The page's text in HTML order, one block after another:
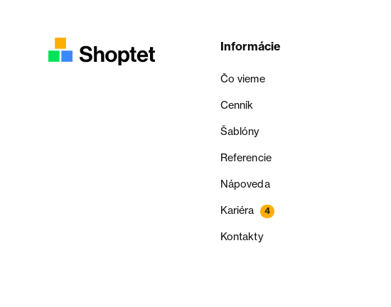
Informácie
Čo vieme
Cenník
Šablóny
Referencie
Nápoveda
Kariéra 4
Kontakty